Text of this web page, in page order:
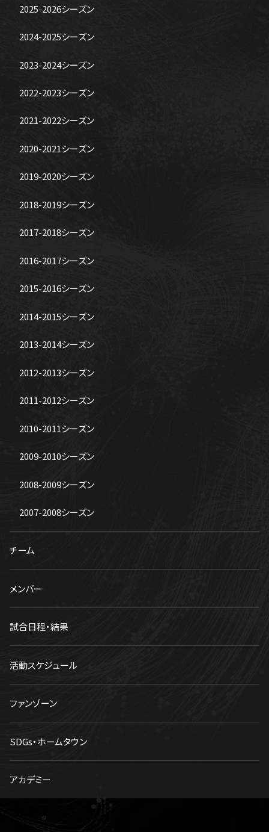
2025-2026シーズン
2024-2025シーズン
2023-2024シーズン
2022-2023シーズン
2021-2022シーズン
2020-2021シーズン
2019-2020シーズン
2018-2019シーズン
2017-2018シーズン
2016-2017シーズン
2015-2016シーズン
2014-2015シーズン
2013-2014シーズン
2012-2013シーズン
2011-2012シーズン
2010-2011シーズン
2009-2010シーズン
2008-2009シーズン
2007-2008シーズン
チーム
メンバー
試合日程・結果
活動スケジュール
ファンゾーン
SDGs・ホームタウン
アカデミー